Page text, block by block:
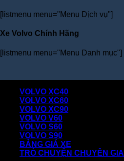
[listmenu menu="Menu Dịch vụ"]
Xe Volvo Chính Hãng
[listmenu menu="Menu Danh mục"]
VOLVO XC40
VOLVO XC60
VOLVO XC90
VOLVO V60
VOLVO S60
VOLVO S90
BẢNG GIÁ XE
TRÒ CHUYỆN CHUYÊN GIA